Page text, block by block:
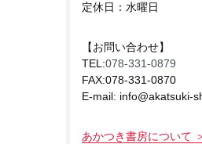
定休日：水曜日
【お問い合わせ】
TEL:078-331-0879
FAX:078-331-0870
E-mail: info@akatsuki-
あかつき書房について